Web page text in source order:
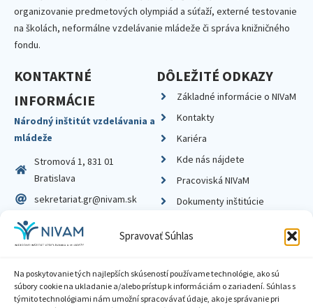
Spravovať Súhlas
Na poskytovanie tých najlepších skúseností používame technológie, ako sú
súbory cookie na ukladanie a/alebo prístup k informáciám o zariadení. Súhlas s
týmito technológiami nám umožní spracovávať údaje, ako je správanie pri
organizovanie predmetových olympiád a súťaží, externé testovanie
na školách, neformálne vzdelávanie mládeže či správa knižničného
fondu.
KONTAKTNÉ
INFORMÁCIE
Národný inštitút vzdelávania a
mládeže
Stromová 1, 831 01
Bratislava
sekretariat.gr@nivam.sk
IČO: 00164348
DIČ: 2020798714
DÔLEŽITÉ ODKAZY
Základné informácie o NIVaM
Kontakty
Kariéra
Kde nás nájdete
Pracoviská NIVaM
Dokumenty inštitúcie